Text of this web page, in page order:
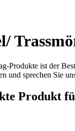
Produkte ist der
und sprechen Sie
Produkt